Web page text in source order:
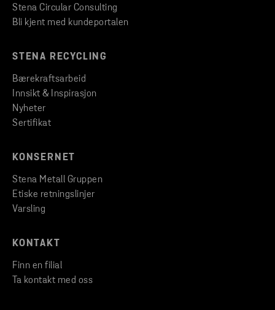
Stena Circular Consulting
Bli kjent med kundeportalen
STENA RECYCLING
Bærekraftsarbeid
Innsikt & Inspirasjon
Nyheter
Sertifikat
KONSERNET
Stena Metall Gruppen
Etiske retningslinjer
Varsling
KONTAKT
Finn en filial
Ta kontakt med oss